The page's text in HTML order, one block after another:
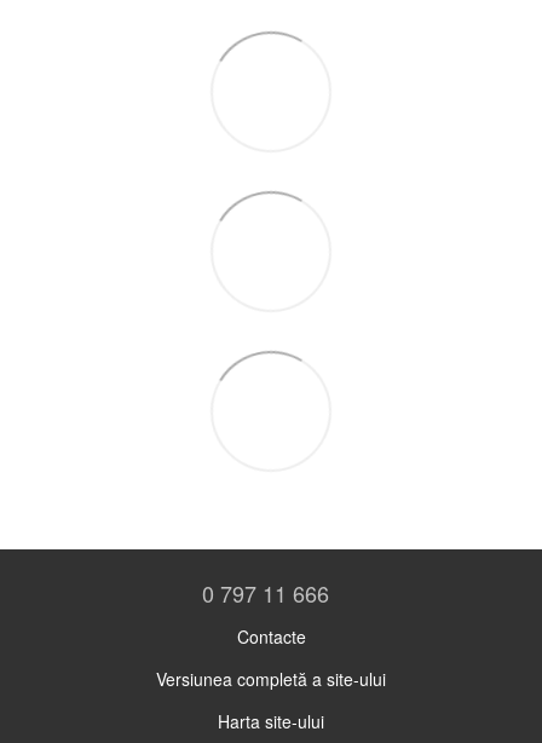
0 797 11 666
Contacte
Versiunea completă a site-ului
Harta site-ului